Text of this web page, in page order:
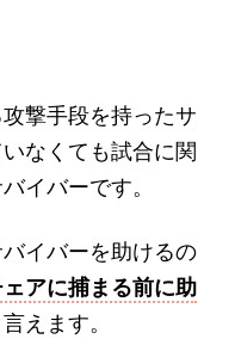
撃手段を持ったサ
なくても試合に関
イバーです。
イバーを助けるの
アに捕まる前に助
えます。